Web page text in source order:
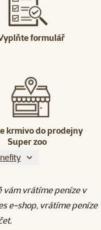
formulář
krmivo do prodejny
Super zoo
vrátíme peníze v
e-shop, vrátíme peníze